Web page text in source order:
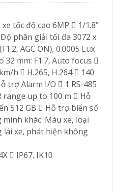
tốc độ cao 6MP  1/1.8”
phân giải tối đa 3072 x
AGC ON), 0.0005 Lux
mm: F1.7, Auto focus 
h  H.265, H.264  140
trợ Alarm I/O  1 RS-485
range up to 100 m  Hỗ
512 GB  Hỗ trợ biển số
khác: Màu xe, loại
xe, phát hiện không
 IP67, IK10